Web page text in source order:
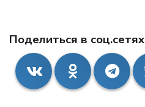
Поделиться в соц.сетях